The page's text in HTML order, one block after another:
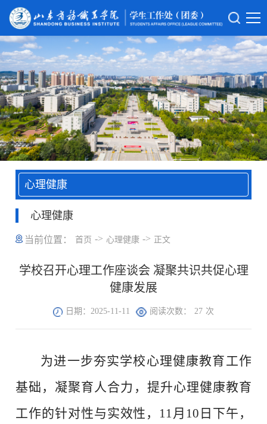
心理健康
心理健康
当前位置： 首页 -> 心理健康 -> 正文
学校召开心理工作座谈会 凝聚共识共促心理
健康发展
日期：2025-11-11 阅读次数： 27 次
为进一步夯实学校心理健康教育工作
基础，凝聚育人合力，提升心理健康教育
工作的针对性与实效性，11月10日下午，